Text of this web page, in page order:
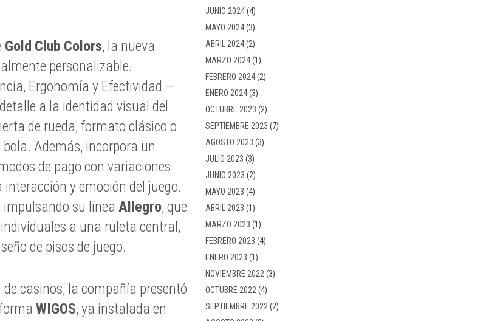
Gold Club Colors, la nueva
personalizable.
Ergonomía y Efectividad —
a la identidad visual del
de rueda, formato clásico o
Además, incorpora un
de pago con variaciones
y emoción del juego.
su línea Allegro, que
a una ruleta central,
de pisos de juego.
casinos, la compañía presentó
WIGOS, ya instalada en
JUNIO 2024(4)
MAYO 2024(3)
ABRIL 2024(2)
MARZO 2024(1)
FEBRERO 2024(2)
ENERO 2024(3)
OCTUBRE 2023 (2)
SEPTIEMBRE 2023 (7)
AGOSTO 2023 (3)
JULIO 2023 (3)
JUNIO 2023 (2)
MAYO 2023 (4)
ABRIL 2023 (1)
MARZO 2023 (1)
FEBRERO 2023 (4)
ENERO 2023 (1)
NOVIEMBRE 2022 (3)
OCTUBRE 2022 (4)
SEPTIEMBRE 2022 (2)